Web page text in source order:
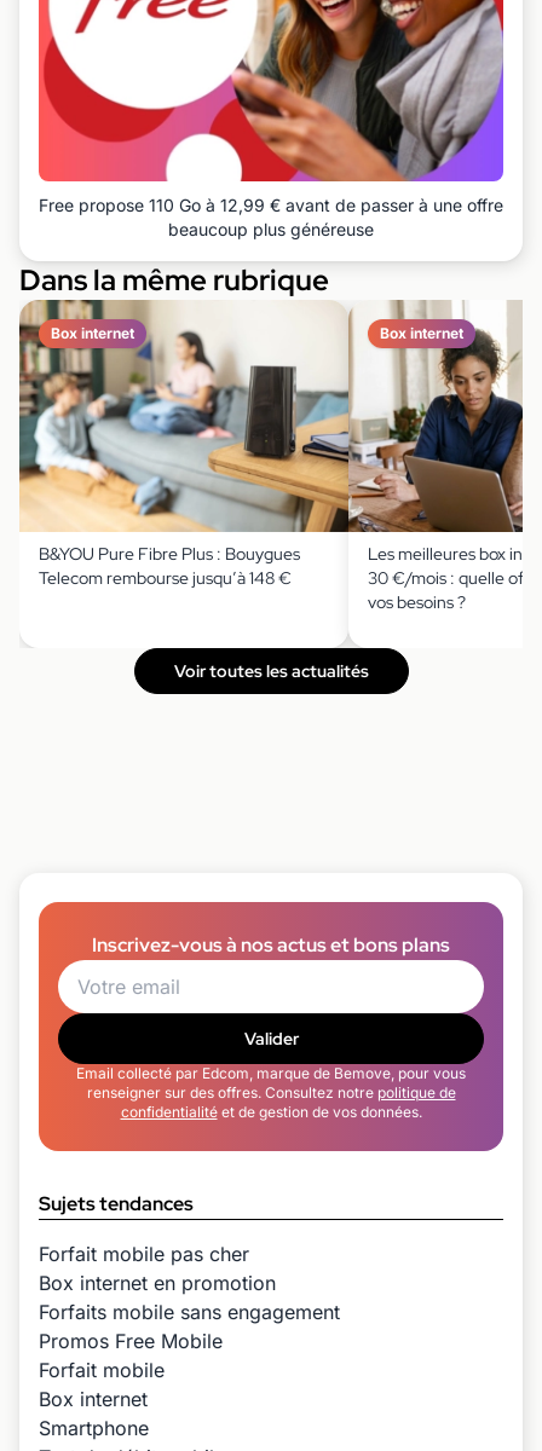
Free propose 110 Go à 12,99 € avant de passer à une offre
beaucoup plus généreuse
Dans la même rubrique
Box internet
B&YOU Pure Fibre Plus : Bouygues
Telecom rembourse jusqu’à 148 €
Box internet
Les meilleures box
30 €/mois : quelle
vos besoins ?
Voir toutes les actualités
Inscrivez-vous à nos actus et bons plans
Valider
Email collecté par Edcom, marque de Bemove, pour vous
renseigner sur des offres. Consultez notre politique de
confidentialitéet de gestion de vos données.
Sujets tendances
Forfait mobile pas cher
Box internet en promotion
Forfaits mobile sans engagement
Promos Free Mobile
Forfait mobile
Box internet
Smartphone